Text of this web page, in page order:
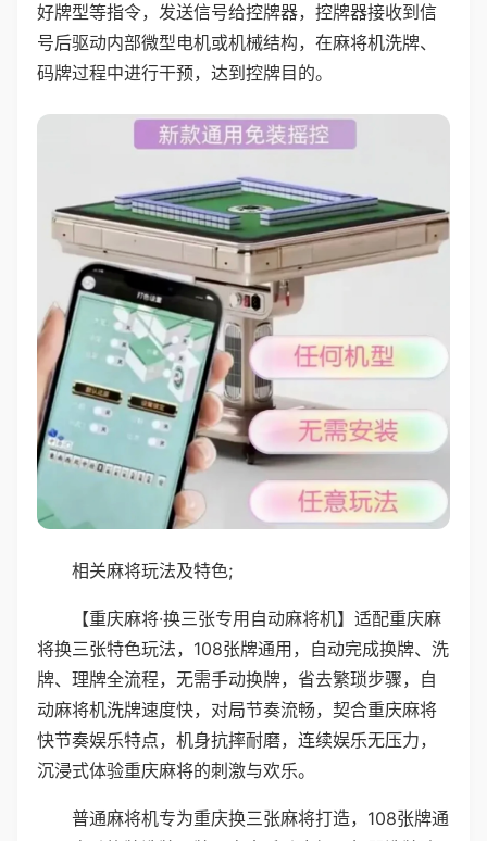
好牌型等指令，发送信号给控牌器，控牌器接收到信
号后驱动内部微型电机或机械结构，在麻将机洗牌、
码牌过程中进行干预，达到控牌目的。
相关麻将玩法及特色;
【重庆麻将·换三张专用自动麻将机】适配重庆麻
将换三张特色玩法，108张牌通用，自动完成换牌、洗
牌、理牌全流程，无需手动换牌，省去繁琐步骤，自
动麻将机洗牌速度快，对局节奏流畅，契合重庆麻将
快节奏娱乐特点，机身抗摔耐磨，连续娱乐无压力，
沉浸式体验重庆麻将的刺激与欢乐。
普通麻将机专为重庆换三张麻将打造，108张牌通